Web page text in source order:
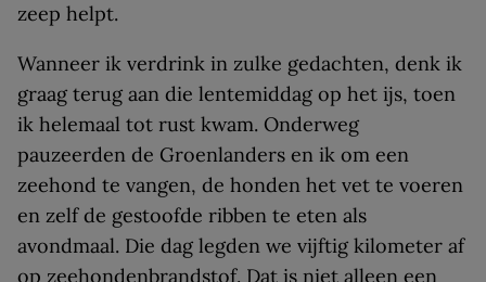
zeep helpt.
Wanneer ik verdrink in zulke gedachten, denk ik
graag terug aan die lentemiddag op het ijs, toen
ik helemaal tot rust kwam. Onderweg
pauzeerden de Groenlanders en ik om een
zeehond te vangen, de honden het vet te voeren
en zelf de gestoofde ribben te eten als
avondmaal. Die dag legden we vijftig kilometer af
op zeehondenbrandstof. Dat is niet alleen een